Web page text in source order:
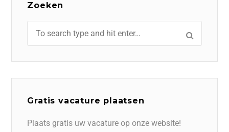
Zoeken
Gratis vacature plaatsen
Plaats gratis uw vacature op onze website!